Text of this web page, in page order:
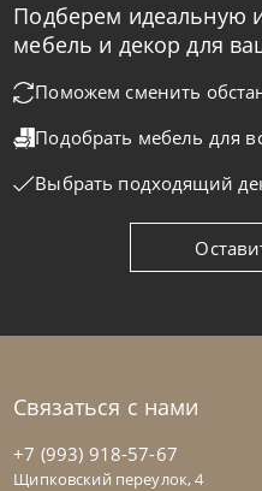
Natisa
На заказ 45-90 дн
на выбор на
Подберем идеальную
мебель и декор для
Поможем сменить
Подобрать мебель для
Выбрать подходящий
Связаться с нами
+7 (993) 918-57-67
Щипковский переулок, 4